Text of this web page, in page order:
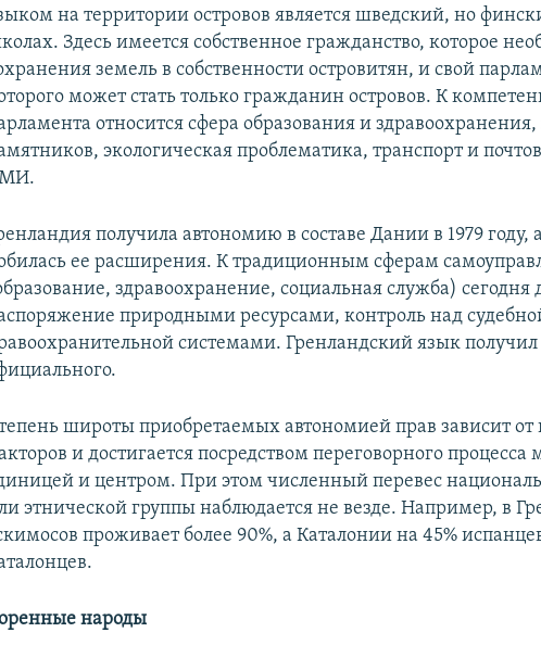
на территории островов является шведский, но
Здесь имеется собственное гражданство, которое
земель в собственности островитян, и свой
может стать только гражданин островов. К
относится сфера образования и
экологическая проблематика, транспорт и
получила автономию в составе Дании в 1979 году,
ее расширения. К традиционным сферам
здравоохранение, социальная служба) сегодня
природными ресурсами, контроль над
системами. Гренландский язык получил
широты приобретаемых автономией прав зависит от
и достигается посредством переговорного
и центром. При этом численный перевес
этнической группы наблюдается не везде. Например, в
проживает более 90%, а Каталонии на 45%
народы